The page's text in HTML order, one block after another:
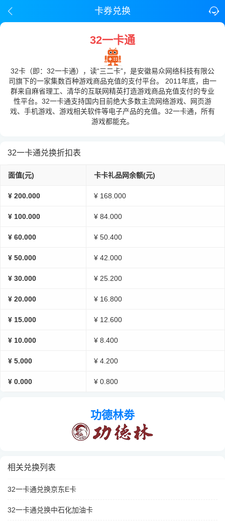
卡券兑换
32一卡通
32卡（即：32一卡通），读“三二卡”，是安徽易众网络科技有限公
司旗下的一家集数百种游戏商品充值的支付平台。 2011年底，由一
群来自麻省理工、清华的互联网精英打造游戏商品充值支付的专业
性平台。32一卡通支持国内目前绝大多数主流网络游戏、网页游
戏、手机游戏、游戏相关软件等电子产品的充值。32一卡通，所有
游戏都能充。
32一卡通兑换折扣表
面值(元) 卡卡礼品网余额(元)
¥ 200.000 ¥ 168.000
¥ 100.000 ¥ 84.000
¥ 60.000 ¥ 50.400
¥ 50.000 ¥ 42.000
¥ 30.000 ¥ 25.200
¥ 20.000 ¥ 16.800
¥ 15.000 ¥ 12.600
¥ 10.000 ¥ 8.400
¥ 5.000 ¥ 4.200
¥ 0.000 ¥ 0.800
功德林劵
相关兑换列表
32一卡通兑换京东E卡
32一卡通兑换中石化加油卡